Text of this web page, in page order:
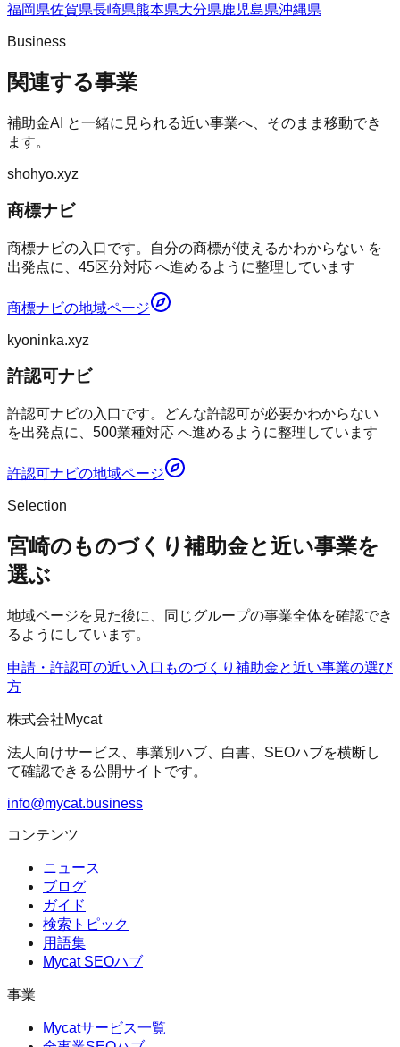
福岡県佐賀県長崎県熊本県大分県鹿児島県沖縄県
Business
関連する事業
補助金AI
と一緒に見られる近い事業へ、そのまま移動でき
ます。
shohyo.xyz
商標ナビ
商標ナビの入口です。自分の商標が使えるかわからない を
出発点に、45区分対応 へ進めるように整理しています
商標ナビの地域ページ
kyoninka.xyz
許認可ナビ
許認可ナビの入口です。どんな許認可が必要かわからない
を出発点に、500業種対応 へ進めるように整理しています
許認可ナビの地域ページ
Selection
宮崎のものづくり補助金と近い事業を
選ぶ
地域ページを見た後に、同じグループの事業全体を確認でき
るようにしています。
申請・許認可の近い入口 ものづくり補助金と近い事業の選び
方
株式会社Mycat
法人向けサービス、事業別ハブ、白書、SEOハブを横断し
て確認できる公開サイトです。
info@mycat.business
コンテンツ
ニュース
ブログ
ガイド
検索トピック
用語集
Mycat SEOハブ
事業
Mycatサービス一覧